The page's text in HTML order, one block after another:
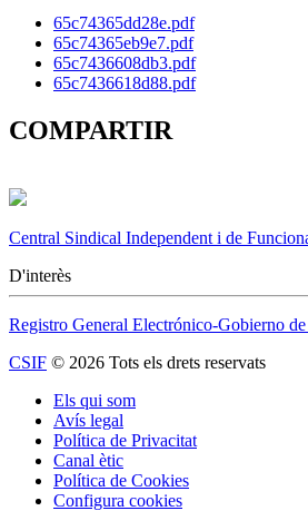
65c74365dd28e.pdf
65c74365eb9e7.pdf
65c7436608db3.pdf
65c7436618d88.pdf
COMPARTIR
Central Sindical Independent i de
D'interès
Registro General Electrónico-Gobierno
CSIF © 2026 Tots els drets reservats
Els qui som
Avís legal
Política de Privacitat
Canal ètic
Política de Cookies
Configura cookies